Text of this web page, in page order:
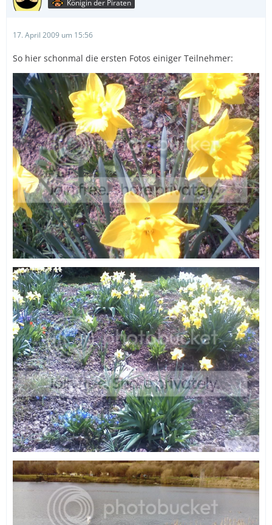
Königin der Piraten
17. April 2009 um 15:56
So hier schonmal die ersten Fotos einiger Teilnehmer: